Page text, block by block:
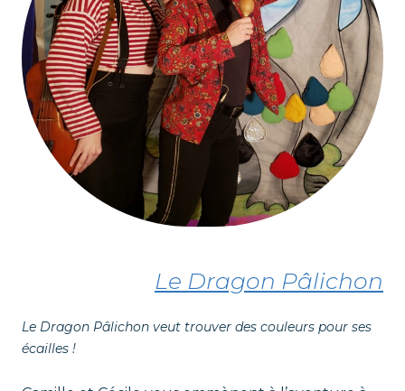
Le Dragon Pâlichon
Le Dragon Pâlichon veut trouver des couleurs pour ses
écailles !